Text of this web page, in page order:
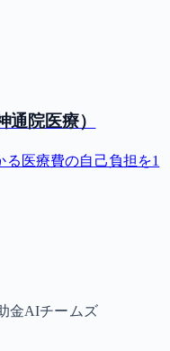
通院医療）
医療費の自己負担を1
金AIチームズ